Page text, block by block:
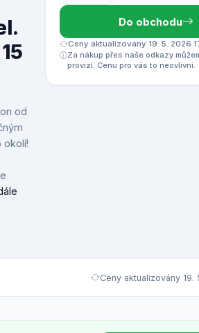
od
okolí!
Do obchodu
Ceny aktualizovány 19. 5. 2026
Za nákup přes naše odkazy
provizi. Cenu pro vás to neovlivní.
Ceny aktualizovány 19.